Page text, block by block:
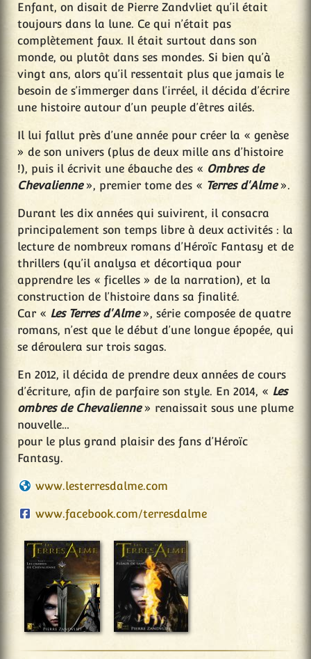
Enfant, on disait de Pierre Zandvliet qu’il était
toujours dans la lune. Ce qui n’était pas
complètement faux. Il était surtout dans son
monde, ou plutôt dans ses mondes. Si bien qu’à
vingt ans, alors qu’il ressentait plus que jamais le
besoin de s’immerger dans l’irréel, il décida d’écrire
une histoire autour d’un peuple d’êtres ailés.
Il lui fallut près d’une année pour créer la « genèse
» de son univers (plus de deux mille ans d’histoire
!), puis il écrivit une ébauche des « Ombres de
Chevalienne», premier tome des « Terres d'Alme».
Durant les dix années qui suivirent, il consacra
principalement son temps libre à deux activités : la
lecture de nombreux romans d’Héroïc Fantasy et de
thrillers (qu’il analysa et décortiqua pour
apprendre les « ficelles » de la narration), et la
construction de l’histoire dans sa finalité.
Car « Les Terres d'Alme», série composée de quatre
romans, n’est que le début d’une longue épopée, qui
se déroulera sur trois sagas.
En 2012, il décida de prendre deux années de cours
d’écriture, afin de parfaire son style. En 2014, « Les
ombres de Chevalienne» renaissait sous une plume
nouvelle…
pour le plus grand plaisir des fans d’Héroïc
Fantasy.
www.lesterresdalme.com
www.facebook.com/terresdalme